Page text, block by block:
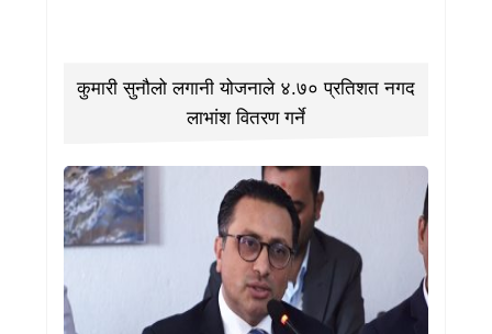
कुमारी सुनौलो लगानी योजनाले ४.७० प्रतिशत नगद
लाभांश वितरण गर्ने